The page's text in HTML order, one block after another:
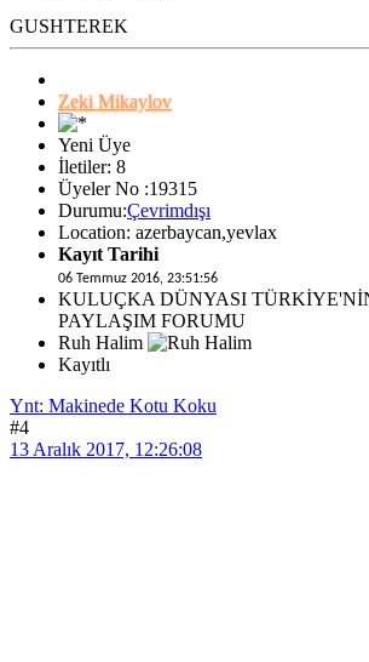
GUSHTEREK
Zeki Mikaylov
Yeni Üye
İletiler: 8
Üyeler No :19315
Durumu:Çevrimdışı
Location: azerbaycan,yevlax
Kayıt Tarihi
06 Temmuz 2016, 23:51:56
KULUÇKA DÜNYASI
PAYLAŞIM FORUMU
Ruh Halim
Kayıtlı
Ynt: Makinede Kotu Koku
#4
13 Aralık 2017, 12:26:08